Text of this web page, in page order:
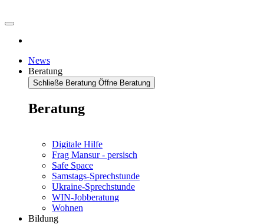
News
Beratung
Schließe Beratung Öffne Beratung
Beratung
Digitale Hilfe
Frag Mansur - persisch
Safe Space
Samstags-Sprechstunde
Ukraine-Sprechstunde
WIN-Jobberatung
Wohnen
Bildung